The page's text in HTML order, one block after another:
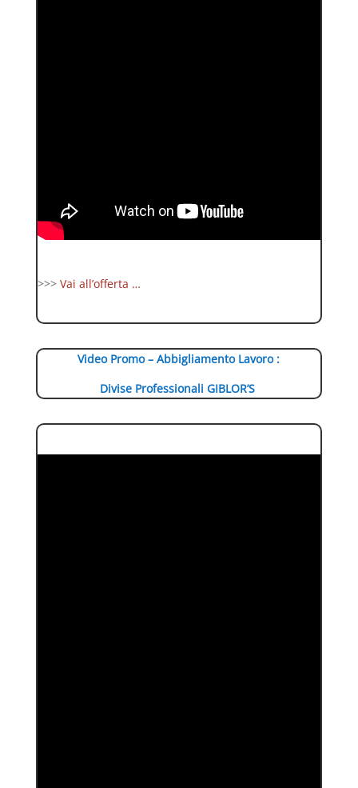
>>> Vai all’offerta …
Video Promo – Abbigliamento Lavoro :
Divise Professionali GIBLOR’S